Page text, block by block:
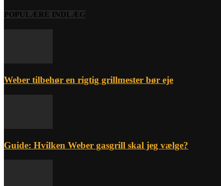
POPULÆRE INDLÆG
Weber tilbehør en rigtig grillmester bør eje
Guide: Hvilken Weber gasgrill skal jeg vælge?